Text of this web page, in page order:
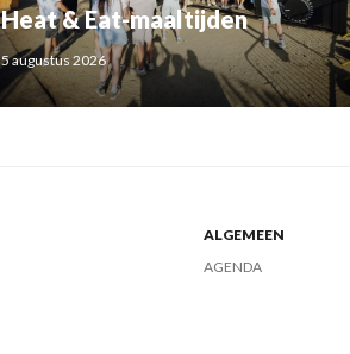
Heat & Eat-maaltijden
5 augustus 2026
ALGEMEEN
AGENDA